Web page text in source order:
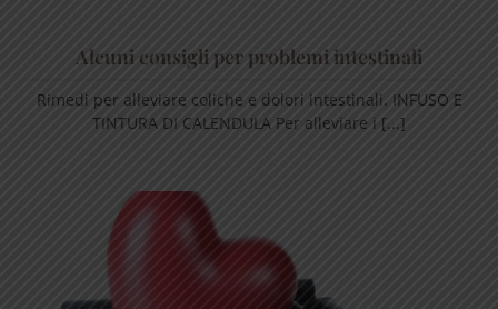
Alcuni consigli per problemi intestinali
Rimedi per alleviare coliche e dolori intestinali. INFUSO E
TINTURA DI CALENDULA Per alleviare i [...]